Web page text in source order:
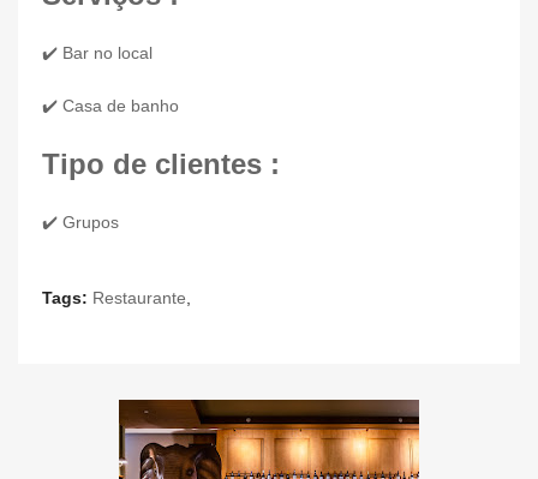
✔️ Bar no local
✔️ Casa de banho
Tipo de clientes :
✔️ Grupos
Tags: Restaurante